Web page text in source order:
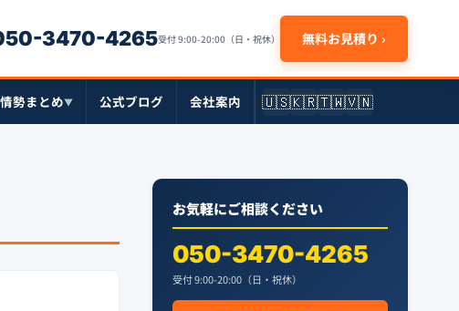
3470-4265受付 9:00-20:00（日・祝休） 無料お見積り ›
勢まとめ▼ 公式ブログ 会社案内 🇺🇸🇰🇷🇹🇼🇻🇳
お気軽にご相談ください
050-3470-4265
受付 9:00-20:00（日・祝休）